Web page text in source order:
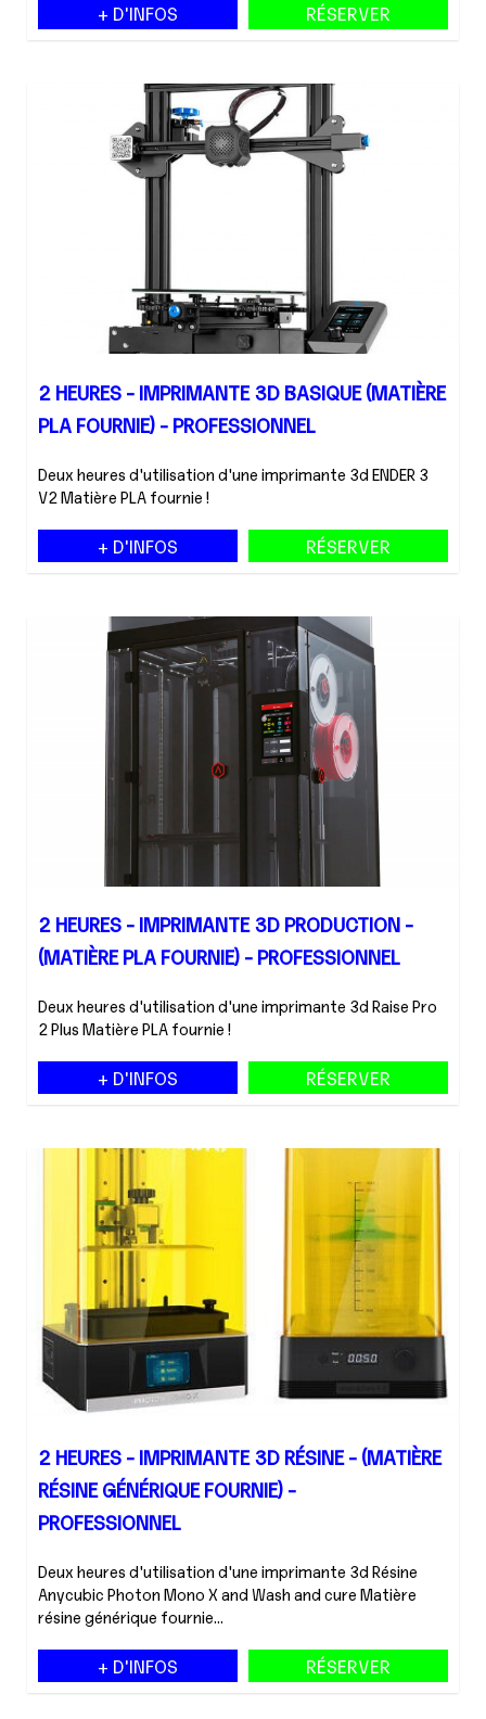
RÉSERVER
+ D'INFOS
2 HEURES - IMPRIMANTE 3D BASIQUE (MATIÈRE
PLA FOURNIE) - PROFESSIONNEL
Deux heures d'utilisation d'une imprimante 3d ENDER 3
V2 Matière PLA fournie !
RÉSERVER
+ D'INFOS
2 HEURES - IMPRIMANTE 3D PRODUCTION -
(MATIÈRE PLA FOURNIE) - PROFESSIONNEL
Deux heures d'utilisation d'une imprimante 3d Raise Pro
2 Plus Matière PLA fournie !
RÉSERVER
+ D'INFOS
2 HEURES - IMPRIMANTE 3D RÉSINE - (MATIÈRE
RÉSINE GÉNÉRIQUE FOURNIE) -
PROFESSIONNEL
Deux heures d'utilisation d'une imprimante 3d Résine
Anycubic Photon Mono X and Wash and cure Matière
résine générique fournie...
RÉSERVER
+ D'INFOS